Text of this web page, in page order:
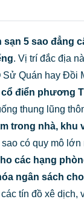
sạn 5 sao đẳng
. Vị trí đắc địa
Sử Quán hay Đồi
cổ điển phương
thung lũng
trong nhà, khu
sao có quy mô
các hạng
ngân sách
tín đồ xê dịch,